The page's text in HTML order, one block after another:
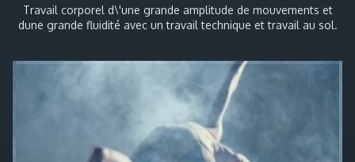
Travail corporel d\'une grande amplitude de mouvements et
dune grande fluidité avec un travail technique et travail au sol.